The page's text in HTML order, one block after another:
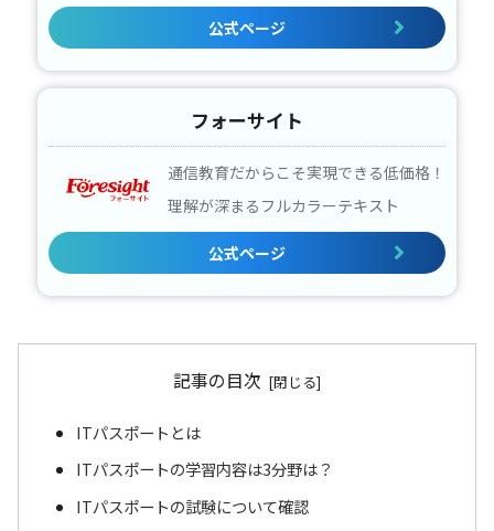
公式ページ
フォーサイト
通信教育だからこそ実現できる低価格！
理解が深まるフルカラーテキスト
公式ページ
記事の目次
ITパスポートとは
ITパスポートの学習内容は3分野は？
ITパスポートの試験について確認